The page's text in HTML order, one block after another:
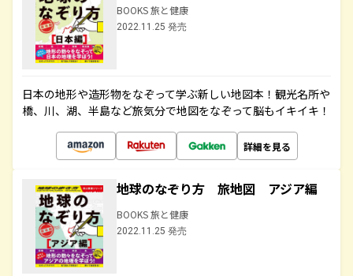
BOOKS 旅と健康
2022.11.25 発売
日本の地形や造形物をなぞって学ぶ新しい地図本！観光名所や
橋、川、湖、半島など旅気分で地図をなぞって脳もイキイキ！
詳細を見る
地球のなぞり方 旅地図 アジア編
BOOKS 旅と健康
2022.11.25 発売